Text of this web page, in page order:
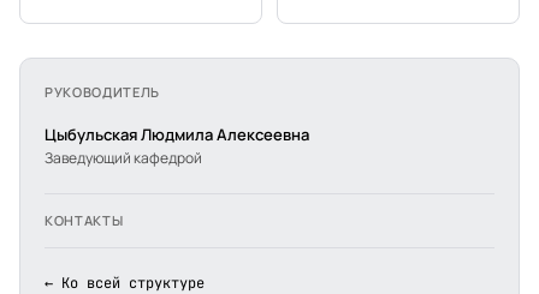
РУКОВОДИТЕЛЬ
Цыбульская Людмила Алексеевна
Заведующий кафедрой
КОНТАКТЫ
← Ко всей структуре